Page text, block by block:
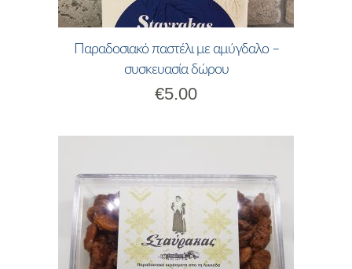
Παραδοσιακό παστέλι με αμύγδαλο –
συσκευασία δώρου
€5.00